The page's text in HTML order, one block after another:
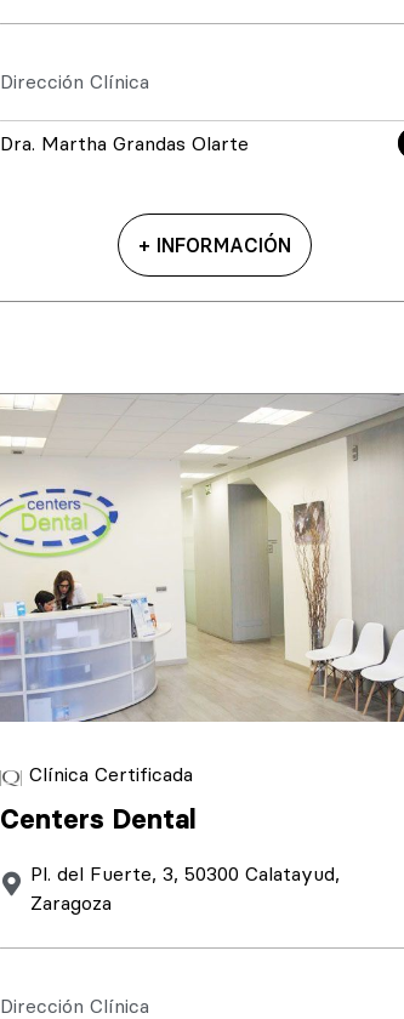
Dirección Clínica
Dra. Martha Grandas Olarte
+ INFORMACIÓN
Clínica Certificada
Centers Dental
Pl. del Fuerte, 3, 50300 Calatayud,
Zaragoza
Dirección Clínica